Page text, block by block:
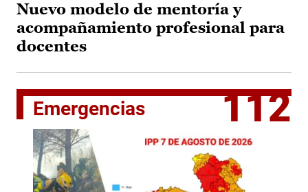
Nuevo modelo de mentoría y
acompañamiento profesional para
docentes
Emergencias 112